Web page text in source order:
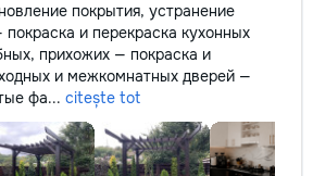
покрытия, устранение
и перекраска кухонных
прихожих — покраска и
и межкомнатных дверей —
фа... citește tot